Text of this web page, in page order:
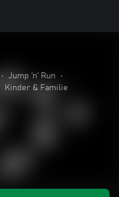
• Jump ’n’ Run
•
Kinder & Familie